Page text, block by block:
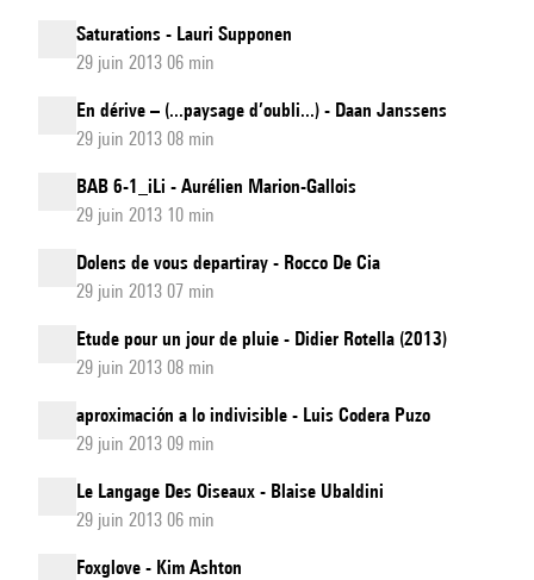
Saturations - Lauri Supponen
29 juin 2013 06 min
En dérive – (...paysage d’oubli...) - Daan Janssens
29 juin 2013 08 min
BAB 6-1_iLi - Aurélien Marion-Gallois
29 juin 2013 10 min
Dolens de vous departiray - Rocco De Cia
29 juin 2013 07 min
Etude pour un jour de pluie - Didier Rotella (2013)
29 juin 2013 08 min
aproximación a lo indivisible - Luis Codera Puzo
29 juin 2013 09 min
Le Langage Des Oiseaux - Blaise Ubaldini
29 juin 2013 06 min
Foxglove - Kim Ashton